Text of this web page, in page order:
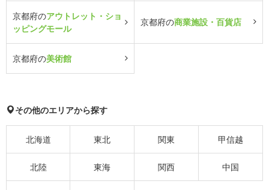
京都府のアウトレット・ショ
ッピングモール
京都府の商業施設・百貨店
京都府の美術館
その他のエリアから探す
北海道 東北 関東 甲信越
北陸 東海 関西 中国